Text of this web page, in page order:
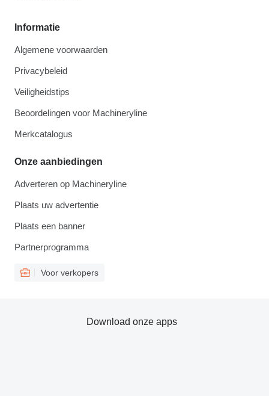
Informatie
Algemene voorwaarden
Privacybeleid
Veiligheidstips
Beoordelingen voor Machineryline
Merkcatalogus
Onze aanbiedingen
Adverteren op Machineryline
Plaats uw advertentie
Plaats een banner
Partnerprogramma
Voor verkopers
Download onze apps